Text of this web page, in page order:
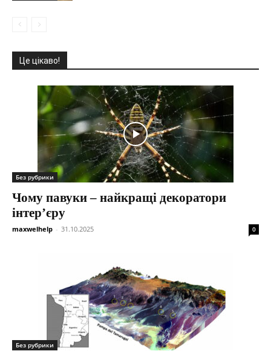
Це цікаво!
Без рубрики
Чому павуки – найкращі декоратори
інтер’єру
maxwelhelp - 31.10.2025 0
Без рубрики